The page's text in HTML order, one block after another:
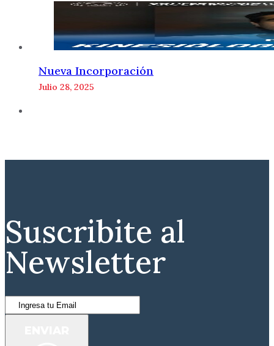
Nueva Incorporación
Julio 28, 2025
Suscribite al
Newsletter